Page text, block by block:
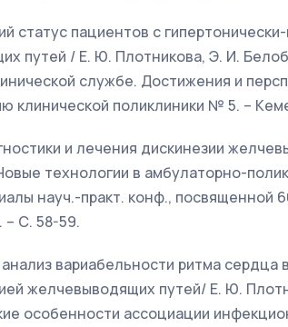
статус пациентов с
путей / Е. Ю. Плотникова, Э. И.
службе. Достижения и
клинической поликлиники № 5. –
и лечения дискинезии
технологии в амбулаторно-
науч.-практ. конф., посвященной
– С. 58-59.
вариабельности ритма сердца
желчевыводящих путей/ Е. Ю.
особенности ассоциации